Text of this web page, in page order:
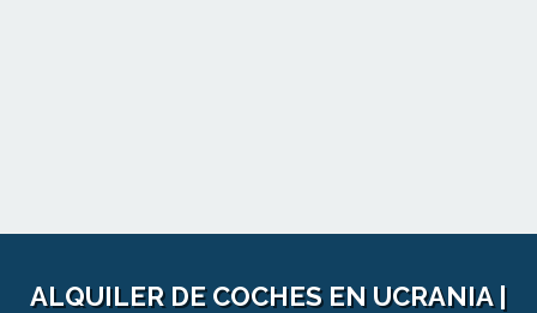
ALQUILER DE COCHES EN UCRANIA |